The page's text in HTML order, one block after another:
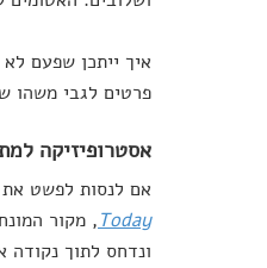
איך ייתכן שפעם
פרטים לגבי משהו שקרה לפני כ-14 מיליארד שנים ומהי בעצם
אסטרופיזיקה
אם לנסות לפשט את
Today, מקור
ונדחס לתוך